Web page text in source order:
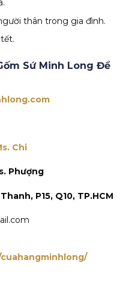
thân trong gia đình.
Sứ Minh Long Để
Chi
Phượng
P15, Q10, TP.HCM